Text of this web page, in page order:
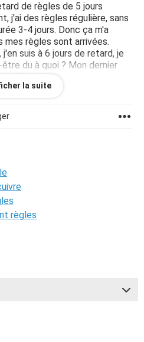
de règles de 5 jours
j'ai des règles régulière, sans
3-4 jours. Donc ça m'a
mes règles sont arrivées.
suis à 6 jours de retard, je
du à quoi ? Mon dernier
9. Je n'ai aucun symptômes
que j'ai pris des seins et j'ai
la suite
règles